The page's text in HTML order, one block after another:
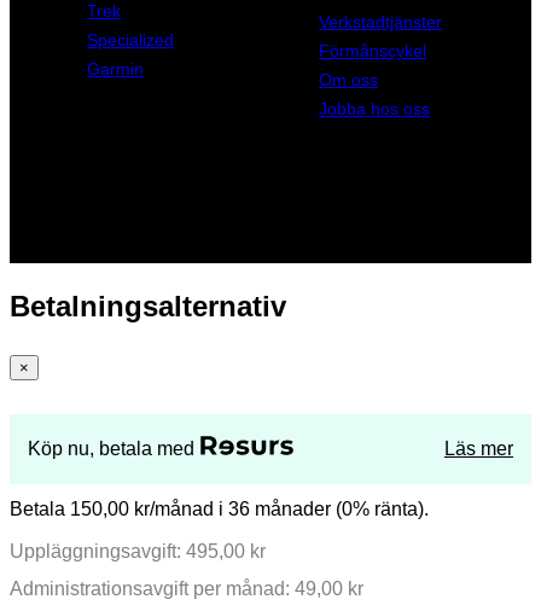
Trek
Specialized
Garmin
Verkstadtjänster
Förmånscykel
Om oss
Jobba hos oss
Betalningsalternativ
×
Köp nu, betala med Läs mer
Betala 150,00 kr/månad i 36 månader (0% ränta).
Uppläggningsavgift: 495,00 kr
Administrationsavgift per månad: 49,00 kr